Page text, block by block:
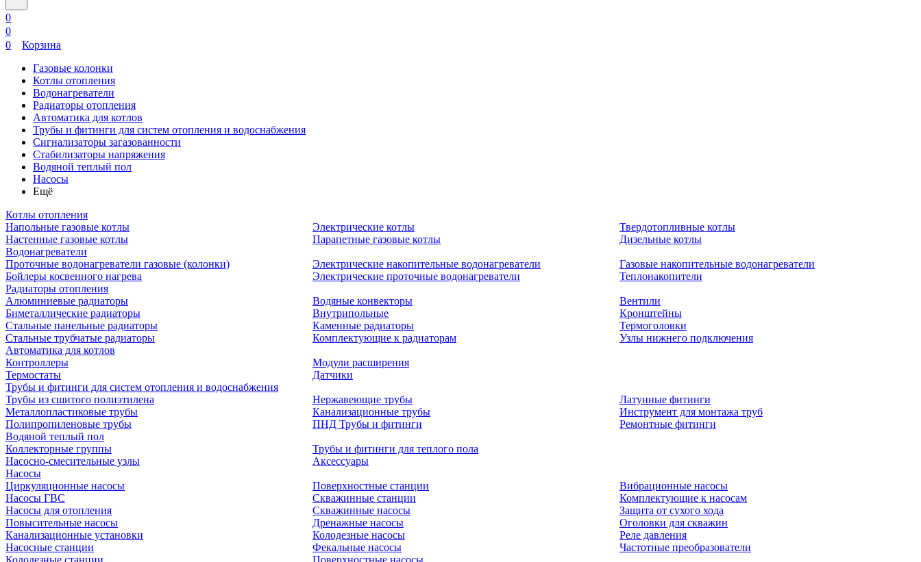
0
0
0
Корзина
Газовые колонки
Котлы отопления
Водонагреватели
Радиаторы отопления
Автоматика для котлов
Трубы и фитинги для систем отопления и водоснабжения
Сигнализаторы загазованности
Стабилизаторы напряжения
Водяной теплый пол
Насосы
Ещё
Котлы отопления
Напольные газовые котлы
Настенные газовые котлы
Электрические котлы
Парапетные газовые котлы
Твердотопливные котлы
Дизельные котлы
Водонагреватели
Проточные водонагреватели газовые (колонки)
Бойлеры косвенного нагрева
Электрические накопительные водонагреватели
Электрические проточные водонагреватели
Газовые накопительные водонагреватели
Теплонакопители
Радиаторы отопления
Алюминиевые радиаторы
Биметаллические радиаторы
Стальные панельные радиаторы
Стальные трубчатые радиаторы
Водяные конвекторы
Внутрипольные
Каменные радиаторы
Комплектующие к радиаторам
Вентили
Кронштейны
Термоголовки
Узлы нижнего подключения
Автоматика для котлов
Контроллеры
Термостаты
Модули расширения
Датчики
Трубы и фитинги для систем отопления и водоснабжения
Трубы из сшитого полиэтилена
Металлопластиковые трубы
Полипропиленовые трубы
Нержавеющие трубы
Канализационные трубы
ПНД Трубы и фитинги
Латунные фитинги
Инструмент для монтажа труб
Ремонтные фитинги
Водяной теплый пол
Коллекторные группы
Насосно-смесительные узлы
Трубы и фитинги для теплого пола
Аксессуары
Насосы
Циркуляционные насосы
Насосы ГВС
Насосы для отопления
Повысительные насосы
Канализационные установки
Насосные станции
Колодезные станции
Поверхностные станции
Скважинные станции
Скважинные насосы
Дренажные насосы
Колодезные насосы
Фекальные насосы
Поверхностные насосы
Вибрационные насосы
Комплектующие к насосам
Защита от сухого хода
Оголовки для скважин
Реле давления
Частотные преобразователи